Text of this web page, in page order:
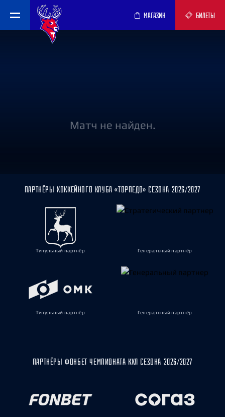
МАГАЗИН БИЛЕТЫ
Матч не найден.
ПАРТНЁРЫ ХОККЕЙНОГО КЛУБА «ТОРПЕДО» СЕЗОНА 2026/2027
Титульный партнёр Генеральный партнёр
Титульный партнёр Генеральный партнёр
ПАРТНЁРЫ ФОНБЕТ ЧЕМПИОНАТА КХЛ СЕЗОНА 2026/2027